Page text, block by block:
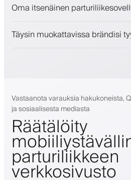
Sitouta asiakkaita kanta-
Oma itsenäinen
Täysin muokattavissa brändisi
Vastaanota varauksia hakukoneista,
ja sosiaalisesta mediasta
Räätälöity
parturiliikkeen
verkkosivusto